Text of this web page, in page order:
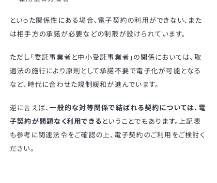
といった関係性にある場合、電子契約の利用ができない、また
は相手方の承諾が必要などの制限が設けられています。
ただし「委託事業者と中小受託事業者」の関係においては、取
適法の施行により原則として承諾不要で電子化が可能となる
など、時代に合わせた規制緩和が進んでいます。
逆に言えば、一般的な対等関係で結ばれる契約については、電
子契約が問題なく利用できるということでもあります。上記表
も参考に関連法令をご確認の上、電子契約のご利用をご検討く
ださい。